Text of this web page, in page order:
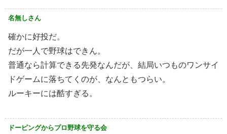
名無しさん
確かに好投だ。
だが一人で野球はできん。
普通なら計算できる先発なんだが、結局いつものワンサイ
ドゲームに落ちてくのが、なんともつらい。
ルーキーには酷すぎる。
ドーピングからプロ野球を守る会